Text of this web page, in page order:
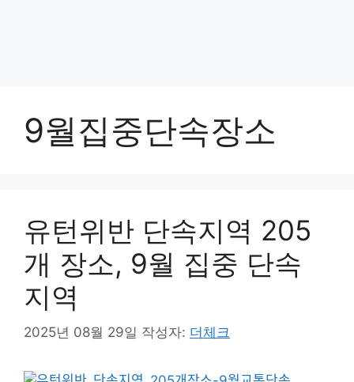
9월집중단속장소
유턴위반 단속지역 205
개 장소, 9월 집중 단속
지역
2025년 08월 29일 작성자: 더체크